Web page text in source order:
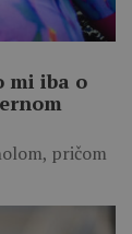
mi iba o
pričom